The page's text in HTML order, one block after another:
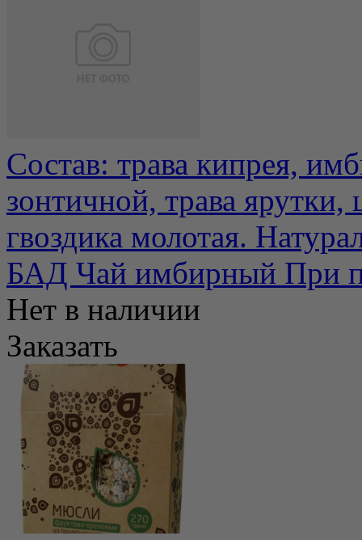
Состав: трава кипрея,
зонтичной, трава ярутки,
гвоздика молотая.
БАД Чай имбирный При
Нет в наличии
Заказать